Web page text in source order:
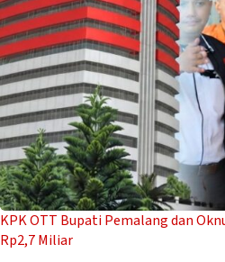
‎KPK OTT Bupati Pemalang dan
Rp2,7 Miliar